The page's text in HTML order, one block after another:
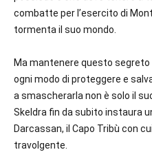
combatte per l’esercito di
tormenta il suo mondo.
Ma mantenere questo
ogni modo di proteggere e
a smascherarla non è solo il
Skeldra fin da subito instaura
Darcassan, il Capo Tribù con
travolgente.